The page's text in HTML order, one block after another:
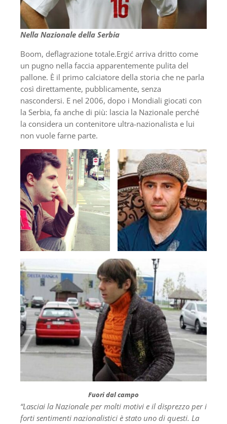
Nella Nazionale della Serbia
Boom, deflagrazione totale.Ergić arriva dritto come
un pugno nella faccia apparentemente pulita del
pallone. È il primo calciatore della storia che ne parla
così direttamente, pubblicamente, senza
nascondersi. E nel 2006, dopo i Mondiali giocati con
la Serbia, fa anche di più: lascia la Nazionale perché
la considera un contenitore ultra-nazionalista e lui
non vuole farne parte.
Fuori dal campo
“Lasciai la Nazionale per molti motivi e il disprezzo per i
forti sentimenti nazionalistici è stato uno di questi. La